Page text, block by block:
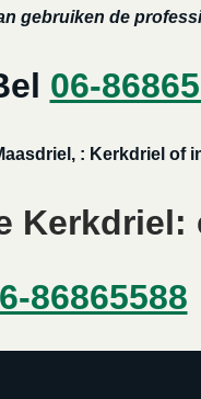
gebruiken de
06-
: Kerkdriel
86865588